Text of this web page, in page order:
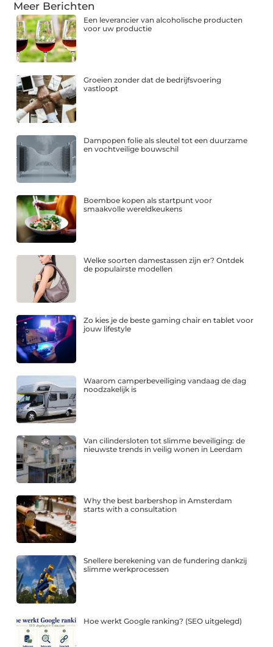
Meer Berichten
Een leverancier van alcoholische producten
voor uw productie
Groeien zonder dat de bedrijfsvoering
vastloopt
Dampopen folie als sleutel tot een duurzame
en vochtveilige bouwschil
Boemboe kopen als startpunt voor
smaakvolle wereldkeukens
Welke soorten damestassen zijn er? Ontdek
de populairste modellen
Zo kies je de beste gaming chair en tablet voor
jouw lifestyle
Waarom camperbeveiliging vandaag de dag
noodzakelijk is
Van cilindersloten tot slimme beveiliging: de
nieuwste trends in veilig wonen in Leerdam
Why the best barbershop in Amsterdam
starts with a consultation
Snellere berekening van de fundering dankzij
slimme werkprocessen
Hoe werkt Google ranking? (SEO uitgelegd)